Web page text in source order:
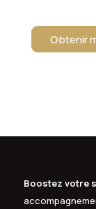
Obtenir
Boostez votre